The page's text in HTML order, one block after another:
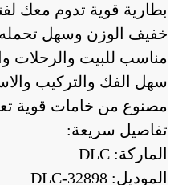
بطارية قوية تدوم معك
خفيف الوزن وسهل
مناسب للبيت والرحلات
سهل الفك والتركيب
مصنوع من خامات قوية
تفاصيل سريعة:
الماركة: DLC
الموديل: DLC-32898